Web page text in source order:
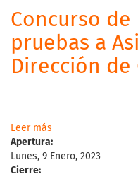
Concurso
pruebas a
Dirección de
Leer más
Apertura:
Lunes, 9 Enero, 2023
Cierre: